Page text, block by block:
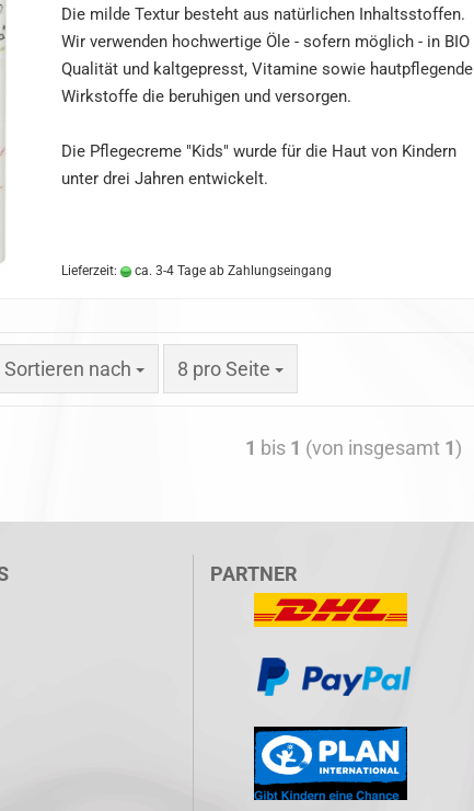
Die milde Textur besteht aus natürlichen Inhaltsstoffen.
Wir verwenden hochwertige Öle - sofern möglich - in BIO
Qualität und kaltgepresst, Vitamine sowie hautpflegende
Wirkstoffe die beruhigen und versorgen.
Die Pflegecreme "Kids" wurde für die Haut von Kindern
unter drei Jahren entwickelt.
Lieferzeit: ca. 3-4 Tage ab Zahlungseingang
Sortieren nach 8 pro Seite
1 bis 1 (von insgesamt 1)
PARTNER